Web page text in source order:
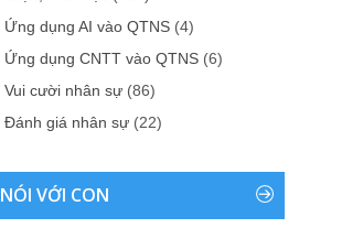
Ứng dụng AI vào QTNS (4)
Ứng dụng CNTT vào QTNS (6)
Vui cười nhân sự (86)
Đánh giá nhân sự (22)
NÓI VỚI CON